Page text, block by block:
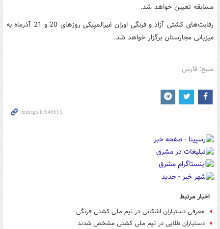
مسابقه تعیین خواهد شد.
‌رقابت‌های کشتی آزاد و فرنگی اوزان غیرالمپیکی روزهای 20 و 21 آذرماه به
میزبانی مجارستان برگزار خواهد شد.
منبع: فارس
اخبار مرتبط
معرفی دستیاران اشکانی در تیم ملی کشتی فرنگی
دستیاران طلایی در تیم ملی کشتی مشخص شدند